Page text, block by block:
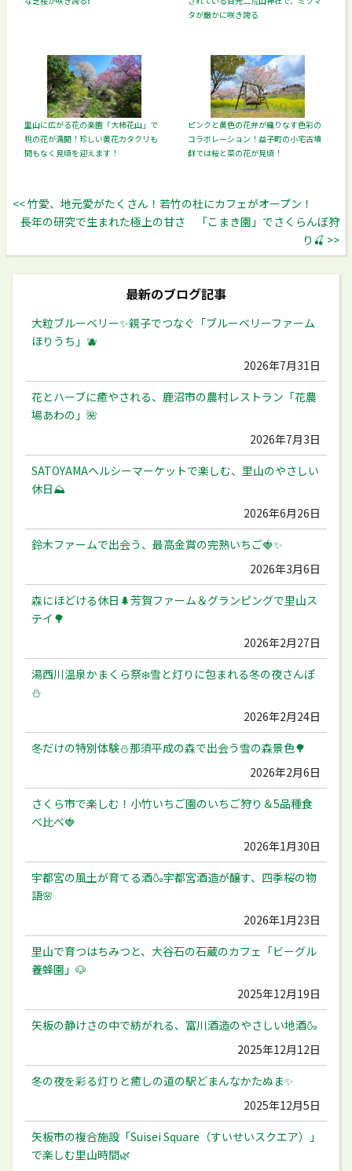
タが厳かに咲き誇る
里山に広がる花の楽園「大柿花山」で
桃の花が満開！珍しい黄花カタクリも
間もなく見頃を迎えます！
ピンクと黄色の花弁が織りなす色彩の
コラボレーション！益子町の小宅古墳
群では桜と菜の花が見頃！
<< 竹愛、地元愛がたくさん！若竹の杜にカフェがオープン！
長年の研究で生まれた極上の甘さ 「こまき園」でさくらんぼ狩
り🍒 >>
最新のブログ記事
大粒ブルーベリー✨️親子でつなぐ「ブルーベリーファーム
ほりうち」🫐
2026年7月31日
花とハーブに癒やされる、鹿沼市の農村レストラン「花農
場あわの」🌺
2026年7月3日
SATOYAMAヘルシーマーケットで楽しむ、里山のやさしい
休日⛰️
2026年6月26日
鈴木ファームで出会う、最高金賞の完熟いちご🍓✨
2026年3月6日
森にほどける休日🌲芳賀ファーム＆グランピングで里山ス
テイ🌳
2026年2月27日
湯西川温泉かまくら祭❄️雪と灯りに包まれる冬の夜さんぽ
⛄️
2026年2月24日
冬だけの特別体験⛄️那須平成の森で出会う雪の森景色🌳
2026年2月6日
さくら市で楽しむ！小竹いちご園のいちご狩り＆5品種食
べ比べ🍓
2026年1月30日
宇都宮の風土が育てる酒🍶宇都宮酒造が醸す、四季桜の物
語🌸
2026年1月23日
里山で育つはちみつと、大谷石の石蔵のカフェ「ビーグル
養蜂園」🐶
2025年12月19日
矢板の静けさの中で紡がれる、富川酒造のやさしい地酒🍶
2025年12月12日
冬の夜を彩る灯りと癒しの道の駅どまんなかたぬま✨
2025年12月5日
矢板市の複合施設「Suisei Square（すいせいスクエア）」
で楽しむ里山時間🌿